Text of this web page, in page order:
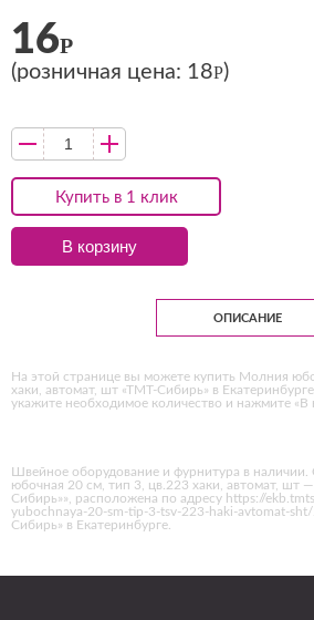
Купить в 1 клик
16Р
(розничная цена: 18Р)
В корзину
ОПИСАНИЕ
На этой странице вы можете купить Молния
хаки, автомат, шт «ТМТ-Сибирь» в
укажите необходимое количество и нажмите «В
Швейное оборудование и фурнитура в
юбочная 20 см, тип 3, цв.223 хаки, автомат, шт
Сибирь»», расположена по адресу https://
yubochnaya-20-sm-tip-3-tsv-223-haki-avtomat-
Сибирь» в Екатеринбурге.